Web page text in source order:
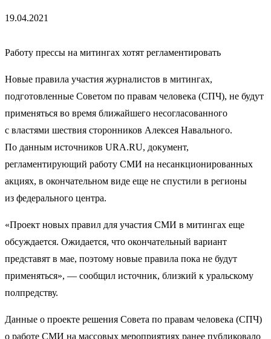
19.04.2021
Работу прессы на митингах хотят регламентировать
Новые правила участия журналистов в митингах,
подготовленные Советом по правам человека (СПЧ), не будут
применяться во время ближайшего несогласованного
с властями шествия сторонников Алексея Навального.
По данным источников URA.RU, документ,
регламентирующий работу СМИ на несанкционированных
акциях, в окончательном виде еще не спустили в регионы
из федерального центра.
«Проект новых правил для участия СМИ в митингах еще
обсуждается. Ожидается, что окончательный вариант
представят в мае, поэтому новые правила пока не будут
применяться», — сообщил источник, близкий к уральскому
полпредству.
Данные о проекте решения Совета по правам человека (СПЧ)
о работе СМИ на массовых мероприятиях ранее публиковало